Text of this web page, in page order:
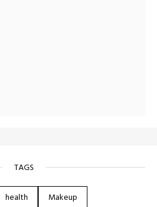
TAGS
health
Makeup